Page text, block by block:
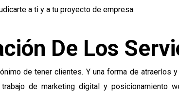
a ti y a tu proyecto de empresa.
De Los
de tener clientes. Y una forma de atraerlos
de marketing digital y posicionamiento